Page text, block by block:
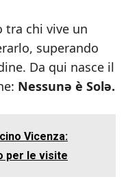
tra chi vive un
superando
Da qui nasce il
Nessunə è Solə.
Vicenza:
per le visite